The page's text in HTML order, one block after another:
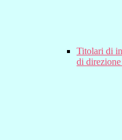
Titolari di
di